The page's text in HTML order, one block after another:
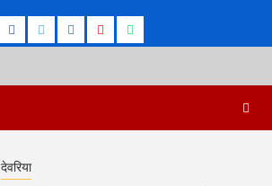
Facebook
TwitterInstagram
YoutubeWhatsapp
देवरिया